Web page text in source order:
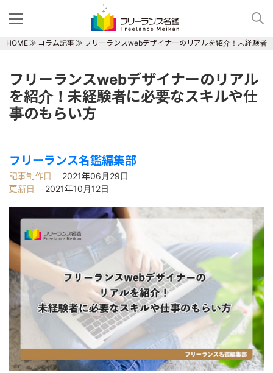
HOME コラム記事 フリーランスwebデザイナーのリアルを紹介！未経験者
フリーランスwebデザイナーのリアル
を紹介！未経験者に必要なスキルや仕
事のもらい方
フリーランス名鑑編集部
記事制作日
2021年06月29日
更新日
2021年10月12日